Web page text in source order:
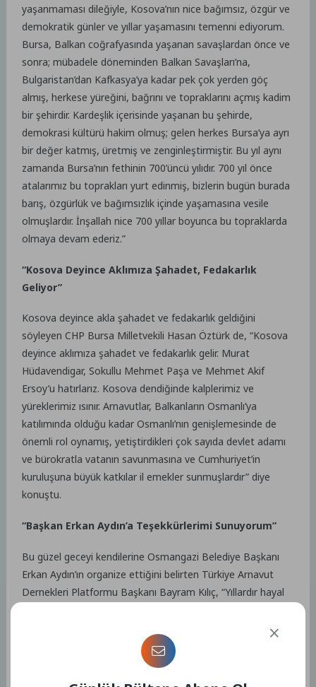
yaşanmaması dileğiyle, Kosova’nın nice bağımsız, özgür ve
demokratik günler ve yıllar yaşamasını temenni ediyorum.
Bursa, Balkan coğrafyasında yaşanan savaşlardan önce ve
sonra; mübadele döneminden Balkan Savaşları’na,
Bulgaristan’dan Kafkasya’ya kadar pek çok yerden göç
almış, herkese yüreğini, bağrını ve topraklarını açmış kadim
bir şehirdir. Kardeşlik içerisinde yaşanan bu şehirde,
demokrasi kültürü hakim olmuş; gelen herkes Bursa’ya ayrı
bir değer katmış, üretmiş ve zenginleştirmiştir. Bu yıl aynı
zamanda Bursa’nın fethinin 700’üncü yılıdır. 700 yıl önce
atalarımız bu toprakları yurt edinmiş, bizlerin bugün burada
barış, özgürlük ve bağımsızlık içinde yaşamasına vesile
olmuşlardır. İnşallah nice 700 yıllar boyunca bu topraklarda
olmaya devam ederiz.”
“Kosova Deyince Aklımıza Şahadet, Fedakarlık
Geliyor”
Kosova deyince akla şahadet ve fedakarlık geldiğini
söyleyen CHP Bursa Milletvekili Hasan Öztürk de, “Kosova
deyince aklımıza şahadet ve fedakarlık gelir. Murat
Hüdavendigar, Sokullu Mehmet Paşa ve Mehmet Akif
Ersoy’u hatırlarız. Kosova dendiğinde kalplerimiz ve
yüreklerimiz ısınır. Arnavutlar, Balkanların Osmanlı’ya
katılımında olduğu kadar Osmanlı’nın genişlemesinde de
önemli rol oynamış, yetiştirdikleri çok sayıda devlet adamı
ve bürokratla vatanın savunmasına ve Cumhuriyet’in
kuruluşuna büyük katkılar il emekler sunmuşlardır” diye
konuştu.
“Başkan Erkan Aydın’a Teşekkürlerimi Sunuyorum”
Bu güzel geceyi kendilerine Osmangazi Belediye Başkanı
Erkan Aydın’ın organize ettiğini belirten Türkiye Arnavut
Dernekleri Platformu Başkanı Bayram Kılıç, “Yıllardır hayal
sonrada devam ettireceğimize inanıyorum. Bu güzel geceyi
bize organize eden Osmangazi Belediye Başkanı Erkan
Aydın’a teşekkürlerimi sunuyorum” ifadelerini kullandı.